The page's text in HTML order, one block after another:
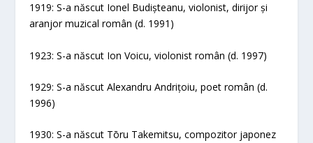
1919: S-a născut Ionel Budișteanu, violonist, dirijor și
aranjor muzical român (d. 1991)
1923: S-a născut Ion Voicu, violonist român (d. 1997)
1929: S-a născut Alexandru Andrițoiu, poet român (d.
1996)
1930: S-a născut Tōru Takemitsu, compozitor japonez